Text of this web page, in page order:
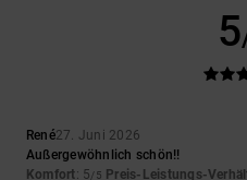
5
René27. Juni 2026
Außergewöhnlich schön!!
Komfort: 5/5 Preis-Leistungs-